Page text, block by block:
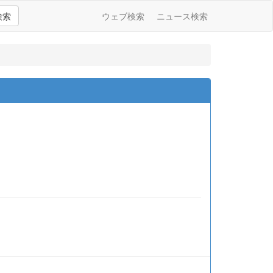
索 ウェブ検索 ニュース検索